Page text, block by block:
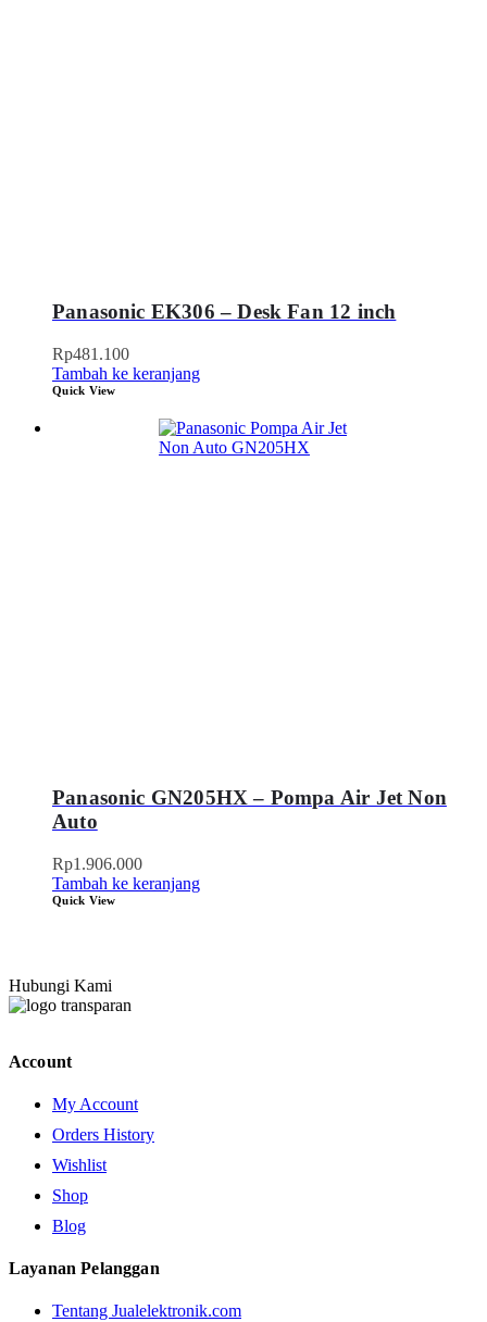
Panasonic EK306 – Desk Fan 12 inch
Rp481.100
Tambah ke keranjang
Quick View
Panasonic GN205HX – Pompa Air Jet Non
Auto
Rp1.906.000
Tambah ke keranjang
Quick View
Hubungi Kami
Account
My Account
Orders History
Wishlist
Shop
Blog
Layanan Pelanggan
Tentang Jualelektronik.com